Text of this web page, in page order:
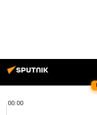
00:00